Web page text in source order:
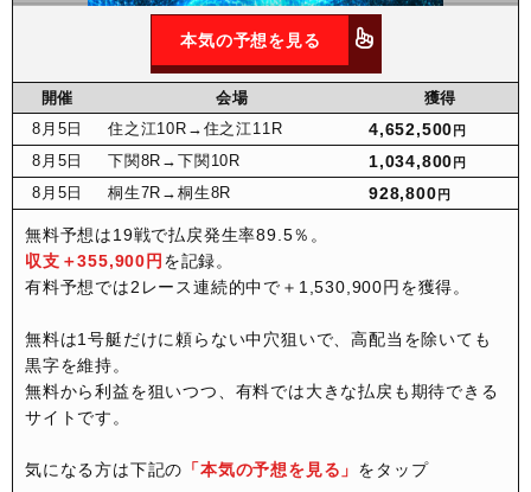
本気の予想を見る
開催 会場
獲得
8月 5日 住之江10R →住之江11R 4,652,500 円
8月 5日 下関8R →下関10R 1,034,800 円
8月 5日 桐生7R →桐生8R 928,800 円
無料予想は19戦で払戻発生率89.5％。
収支＋355,900円 を記録。
有料予想では2レース連続的中で＋1,530,900円を獲得。
無料は1号艇だけに頼らない中穴狙いで、高配当を除いても
黒字を維持。
無料から利益を狙いつつ、有料では大きな払戻も期待できる
サイトです。
気になる方は下記の 「本気の予想を見る」 をタップ